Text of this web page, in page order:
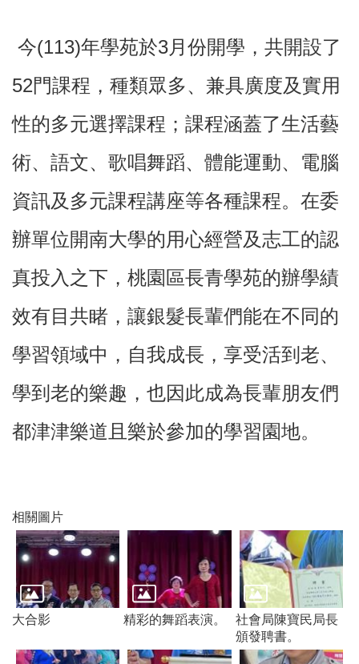
g
s
隱
私
權
策
政
府
網
站
料
放
告
站
今(113)年學苑於3月份開學，共開設了
52門課程，種類眾多、兼具廣度及實用
性的多元選擇課程；課程涵蓋了生活藝
術、語文、歌唱舞蹈、體能運動、電腦
資訊及多元課程講座等各種課程。在委
辦單位開南大學的用心經營及志工的認
真投入之下，桃園區長青學苑的辦學績
效有目共睹，讓銀髮長輩們能在不同的
學習領域中，自我成長，享受活到老、
學到老的樂趣，也因此成為長輩朋友們
都津津樂道且樂於參加的學習園地。
相關圖片
大合影 精彩的舞蹈表演。
社會局陳寶民局長
頒發聘書。